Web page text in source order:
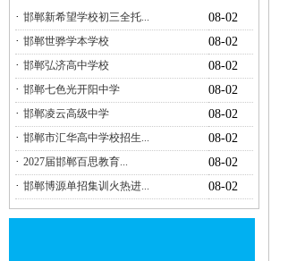
· 邯郸新希望学校初三全托...
08-02
· 邯郸世骅学本学校
08-02
· 邯郸弘济高中学校
08-02
· 邯郸七色光开阳中学
08-02
· 邯郸凌云高级中学
08-02
· 邯郸市汇华高中学校招生...
08-02
· 2027届邯郸百思教育...
08-02
· 邯郸博源单招集训火热进... 08-02